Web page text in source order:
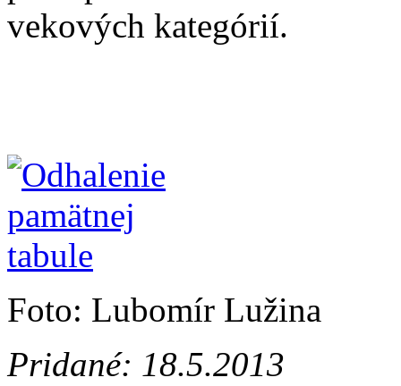
vekových kategórií.
Foto: Lubomír Lužina
Pridané: 18.5.2013